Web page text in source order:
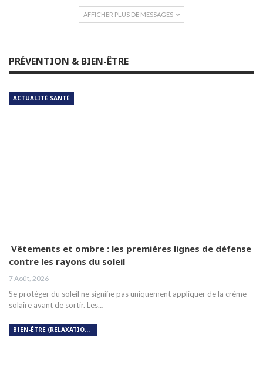
AFFICHER PLUS DE MESSAGES
PRÉVENTION & BIEN-ÊTRE
ACTUALITÉ SANTÉ
Vêtements et ombre : les premières lignes de défense
contre les rayons du soleil
7 Août, 2026
Se protéger du soleil ne signifie pas uniquement appliquer de la crème
solaire avant de sortir. Les…
BIEN-ÊTRE (RELAXATION, MÉDITATION, SOIN DU CORPS)